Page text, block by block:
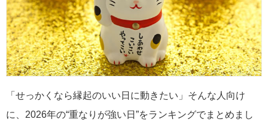
「せっかくなら縁起のいい日に動きたい」そんな人向け
に、2026年の“重なりが強い日”をランキングでまとめまし